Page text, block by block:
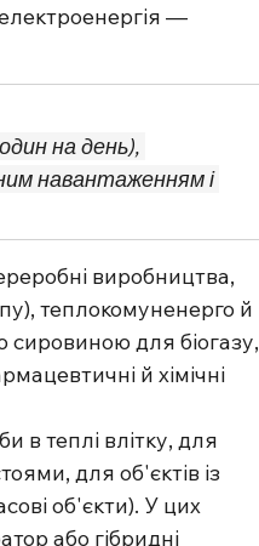
—
на день),
навантаженням і
виробництва,
теплокомуненерго й
сировиною для біогазу,
й хімічні
в теплі влітку, для
для об'єктів із
об'єкти). У цих
або гібридні